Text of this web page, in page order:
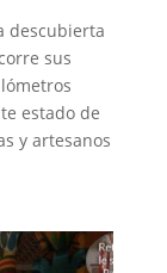
descubierta
sus
estado de
y artesanos